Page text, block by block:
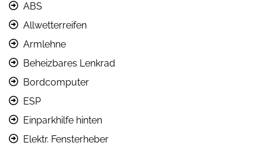
ABS
Allwetterreifen
Armlehne
Beheizbares Lenkrad
Bordcomputer
ESP
Einparkhilfe hinten
Elektr. Fensterheber